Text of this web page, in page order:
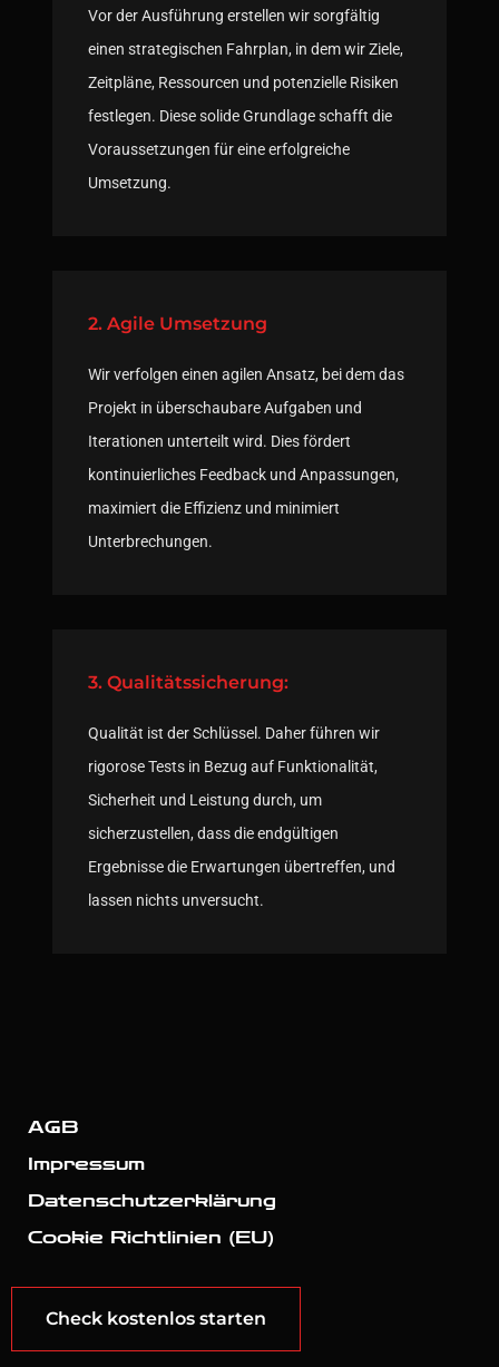
Vor der Ausführung erstellen wir sorgfältig
einen strategischen Fahrplan, in dem wir Ziele,
Zeitpläne, Ressourcen und potenzielle Risiken
festlegen. Diese solide Grundlage schafft die
Voraussetzungen für eine erfolgreiche
Umsetzung.
2. Agile Umsetzung
Wir verfolgen einen agilen Ansatz, bei dem das
Projekt in überschaubare Aufgaben und
Iterationen unterteilt wird. Dies fördert
kontinuierliches Feedback und Anpassungen,
maximiert die Effizienz und minimiert
Unterbrechungen.
3. Qualitätssicherung:
Qualität ist der Schlüssel. Daher führen wir
rigorose Tests in Bezug auf Funktionalität,
Sicherheit und Leistung durch, um
sicherzustellen, dass die endgültigen
Ergebnisse die Erwartungen übertreffen, und
lassen nichts unversucht.
AGB
Impressum
Datenschutzerklärung
Cookie Richtlinien (EU)
Check kostenlos starten